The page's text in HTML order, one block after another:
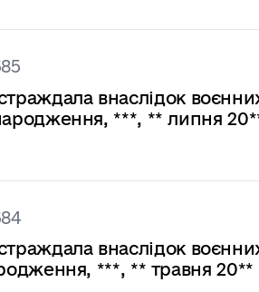
внаслідок
***, ** липня
внаслідок
***, ** травня